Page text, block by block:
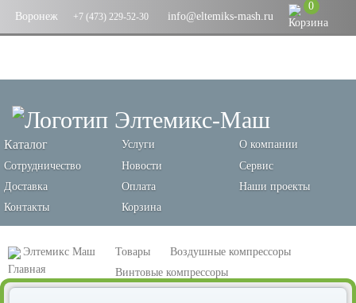
Воронеж +7 (473) 229-52-30 info@eltemiks-mash.ru
0
Каталог Услуги
О компании
Сотрудничество
Новости
Сервис
Доставка
Оплата
Наши проекты
Контакты
Корзина
Элтемикс Маш Товары
Воздушные компрессоры
Винтовые компрессоры
Винтовой компрессор Remeza ВК100Р-8ВС